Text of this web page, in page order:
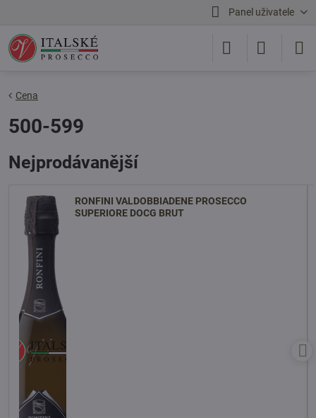
Panel uživatele
Cena
500-599
Nejprodávanější
RONFINI VALDOBBIADENE PROSECCO
SUPERIORE DOCG BRUT